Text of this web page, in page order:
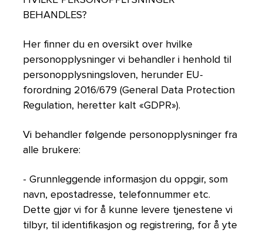
BEHANDLES?
Her finner du en oversikt over hvilke
personopplysninger vi behandler i henhold til
personopplysningsloven, herunder EU-
forordning 2016/679 (General Data Protection
Regulation, heretter kalt «GDPR»).
Vi behandler følgende personopplysninger fra
alle brukere:
- Grunnleggende informasjon du oppgir, som
navn, epostadresse, telefonnummer etc.
Dette gjør vi for å kunne levere tjenestene vi
tilbyr, til identifikasjon og registrering, for å yte